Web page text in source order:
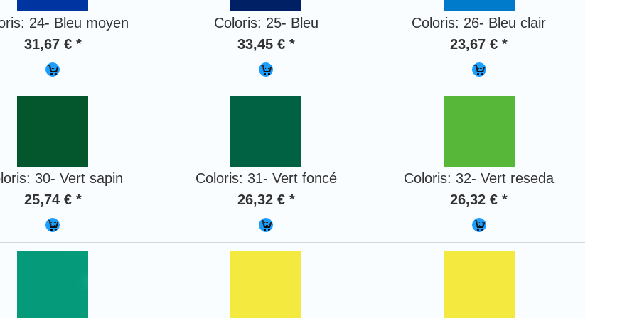
24- Bleu moyen
31,67 € *
Coloris: 25- Bleu
33,45 € *
Coloris: 26- Bleu clair
23,67 € *
30- Vert sapin
25,74 € *
Coloris: 31- Vert foncé
26,32 € *
Coloris: 32- Vert reseda
26,32 € *